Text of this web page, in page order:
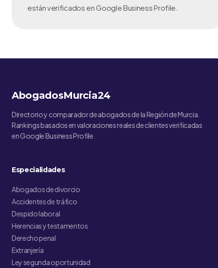
están verificados en Google Business Profile.
AbogadosMurcia24
Directorio y comparador de abogados de la Región de Murcia.
Rankings basados en valoraciones reales de clientes verificadas
en Google Business Profile.
Especialidades
Abogados de divorcio
Accidentes de tráfico
Despido laboral
Herencias y testamentos
Derecho penal
Extranjería
Ley segunda oportunidad